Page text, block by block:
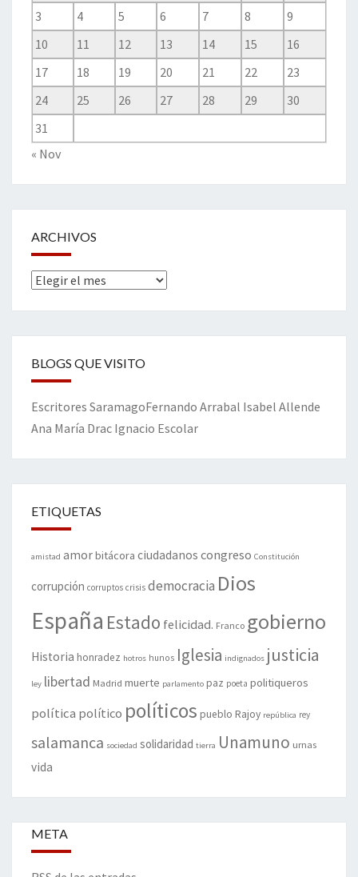
3
4 5 6 7 8
9
10
11 12 13 14 15
16
17
18 19 20 21 22
23
24
25 26 27 28 29
30
31
« Nov
ARCHIVOS
Archivos
BLOGS QUE VISITO
Escritores SaramagoFernando Arrabal Isabel Allende
Ana María Drac Ignacio Escolar
ETIQUETAS
amistad amorbitácora ciudadanos congreso Constitución
corrupción corruptos crisis democracia Dios
España Estado felicidad. Franco gobierno
Historia honradez hotros hunos Iglesia indignados justicia
ley libertad Madrid muerte parlamento paz poeta politiqueros
política político políticos pueblo Rajoy república rey
salamanca sociedad solidaridad tierra Unamuno urnas
vida
META